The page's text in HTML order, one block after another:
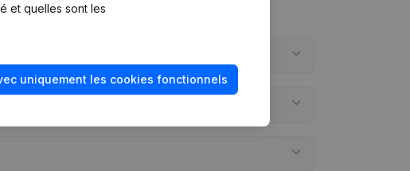
et quelles sont les
uniquement les cookies fonctionnels